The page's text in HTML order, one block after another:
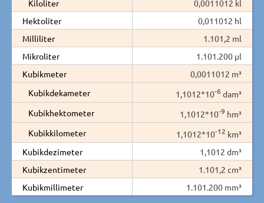
Kiloliter
0,0011012 kl
Hektoliter
0,011012 hl
Milliliter
1.101,2 ml
Mikroliter
1.101.200 µl
Kubikmeter
0,0011012 m³
Kubikdekameter
1,1012*10-6 dam³
Kubikhektometer
1,1012*10-9 hm³
Kubikkilometer
1,1012*10-12 km³
Kubikdezimeter
1,1012 dm³
Kubikzentimeter
1.101,2 cm³
Kubikmillimeter
1.101.200 mm³